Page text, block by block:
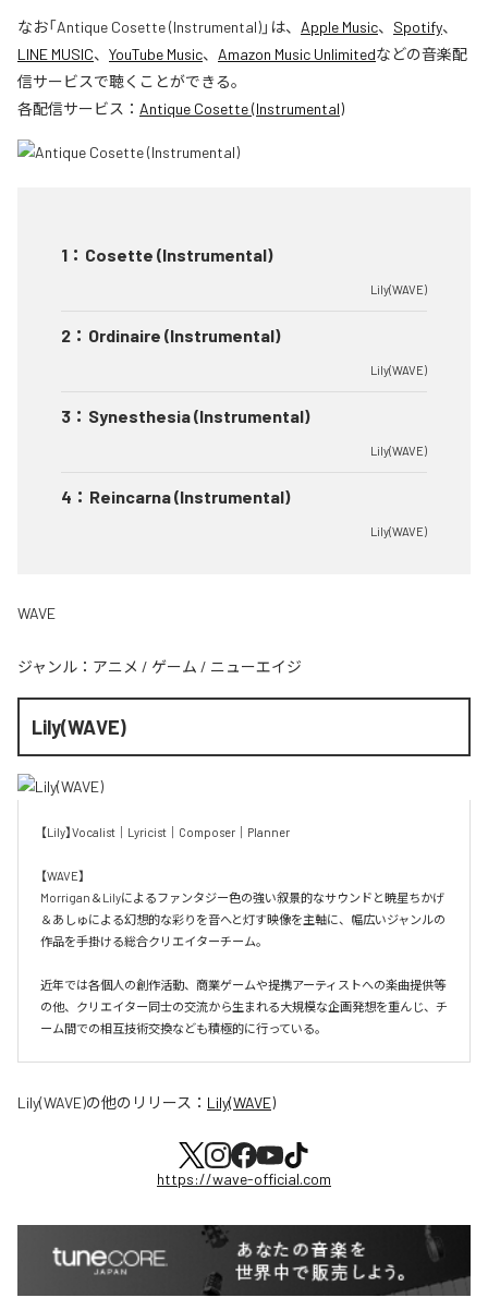
なお「Antique Cosette (Instrumental)」は、 Apple Music、 Spotify、
LINE MUSIC、 YouTube Music、 Amazon Music Unlimitedなどの音楽配
信サービスで聴くことができる。
各配信サービス： Antique Cosette (Instrumental)
1 ： Cosette (Instrumental)
Lily(WAVE)
2 ： Ordinaire (Instrumental)
Lily(WAVE)
3 ： Synesthesia (Instrumental)
Lily(WAVE)
4 ： Reincarna (Instrumental)
Lily(WAVE)
WAVE
ジャンル： アニメ / ゲーム / ニューエイジ
Lily(WAVE)
【Lily】Vocalist｜Lyricist｜Composer｜Planner
【WAVE】
Morrigan＆Lilyによるファンタジー色の強い叙景的なサウンドと暁星ちかげ
＆あしゅによる幻想的な彩りを音へと灯す映像を主軸に、幅広いジャンルの
作品を手掛ける総合クリエイターチーム。
近年では各個人の創作活動、商業ゲームや提携アーティストへの楽曲提供等
の他、クリエイター同士の交流から生まれる大規模な企画発想を重んじ、チ
ーム間での相互技術交換なども積極的に行っている。
Lily(WAVE)の他のリリース： Lily(WAVE)
https://wave-official.com